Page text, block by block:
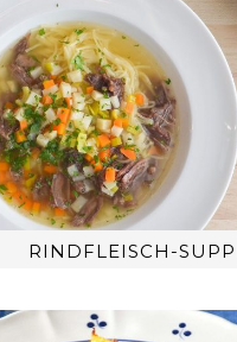
RINDFLEISCH-